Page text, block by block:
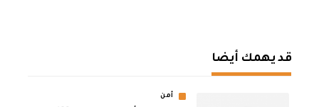
قد يهمك أيضا
أمن